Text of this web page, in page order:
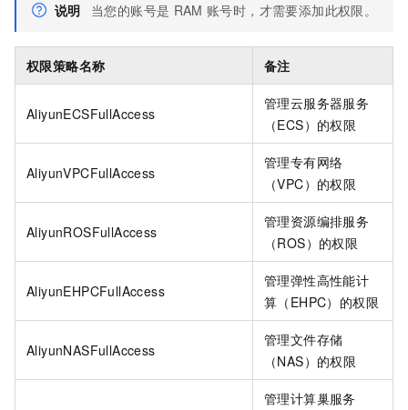
说明 当您的账号是 RAM 账号时，才需要添加此权限。
权限策略名称 备注
AliyunECSFullAccess
管理云服务器服务
（ECS）的权限
AliyunVPCFullAccess
管理专有网络
（VPC）的权限
AliyunROSFullAccess
管理资源编排服务
（ROS）的权限
AliyunEHPCFullAccess
管理弹性高性能计
算（EHPC）的权限
AliyunNASFullAccess
管理文件存储
（NAS）的权限
管理计算巢服务